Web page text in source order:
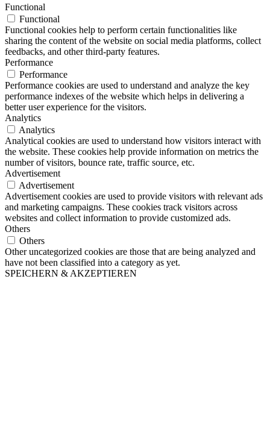
Functional
Functional
Functional cookies help to perform certain functionalities like
sharing the content of the website on social media platforms, collect
feedbacks, and other third-party features.
Performance
Performance
Performance cookies are used to understand and analyze the key
performance indexes of the website which helps in delivering a
better user experience for the visitors.
Analytics
Analytics
Analytical cookies are used to understand how visitors interact with
the website. These cookies help provide information on metrics the
number of visitors, bounce rate, traffic source, etc.
Advertisement
Advertisement
Advertisement cookies are used to provide visitors with relevant ads
and marketing campaigns. These cookies track visitors across
websites and collect information to provide customized ads.
Others
Others
Other uncategorized cookies are those that are being analyzed and
have not been classified into a category as yet.
SPEICHERN & AKZEPTIEREN